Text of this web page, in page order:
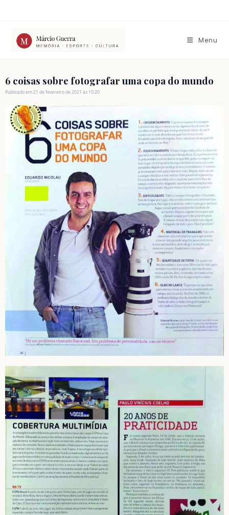
conteúdo
Menu
6 coisas sobre fotografar uma copa do mundo
Publicado em 21 de fevereiro de 2021 às 10:20